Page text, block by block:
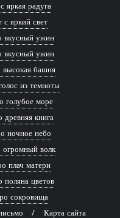
яркая радуга
яркий свет
вкусный ужин
вкусный ужин
высокая башня
из темноты
голубое море
древняя книга
ночное небо
огромный волк
плач матери
поляна цветов
сокровища
Карта сайта